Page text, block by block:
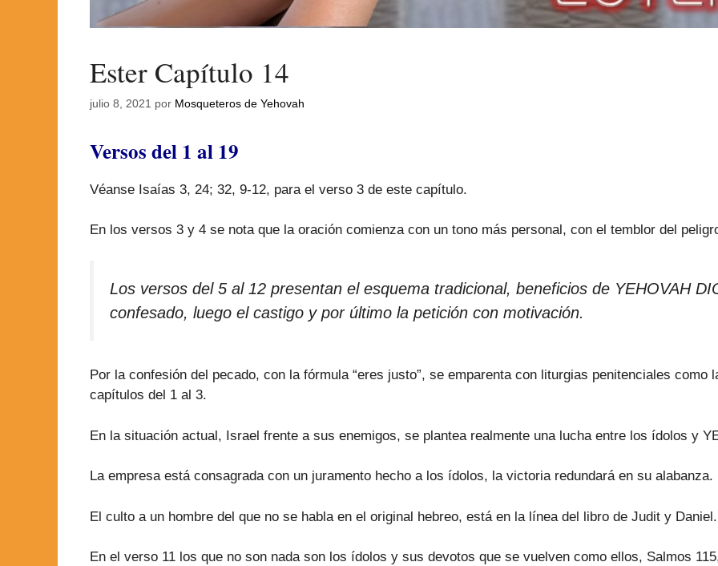
Ester Capítulo 14
julio 8, 2021 por Mosqueteros de Yehovah
Versos del 1 al 19
Véanse Isaías 3, 24; 32, 9-12, para el verso 3 de este capítulo.
En los versos 3 y 4 se nota que la oración comienza con un tono más personal, con el temblor del
Los versos del 5 al 12 presentan el esquema tradicional, beneficios de YEHOVAH
confesado, luego el castigo y por último la petición con motivación.
Por la confesión del pecado, con la fórmula “eres justo”, se emparenta con liturgias penitenciales
capítulos del 1 al 3.
En la situación actual, Israel frente a sus enemigos, se plantea realmente una lucha entre los ídolos y
La empresa está consagrada con un juramento hecho a los ídolos, la victoria redundará en su alabanza.
El culto a un hombre del que no se habla en el original hebreo, está en la línea del libro de Judit y Daniel.
En el verso 11 los que no son nada son los ídolos y sus devotos que se vuelven como ellos, Salmos